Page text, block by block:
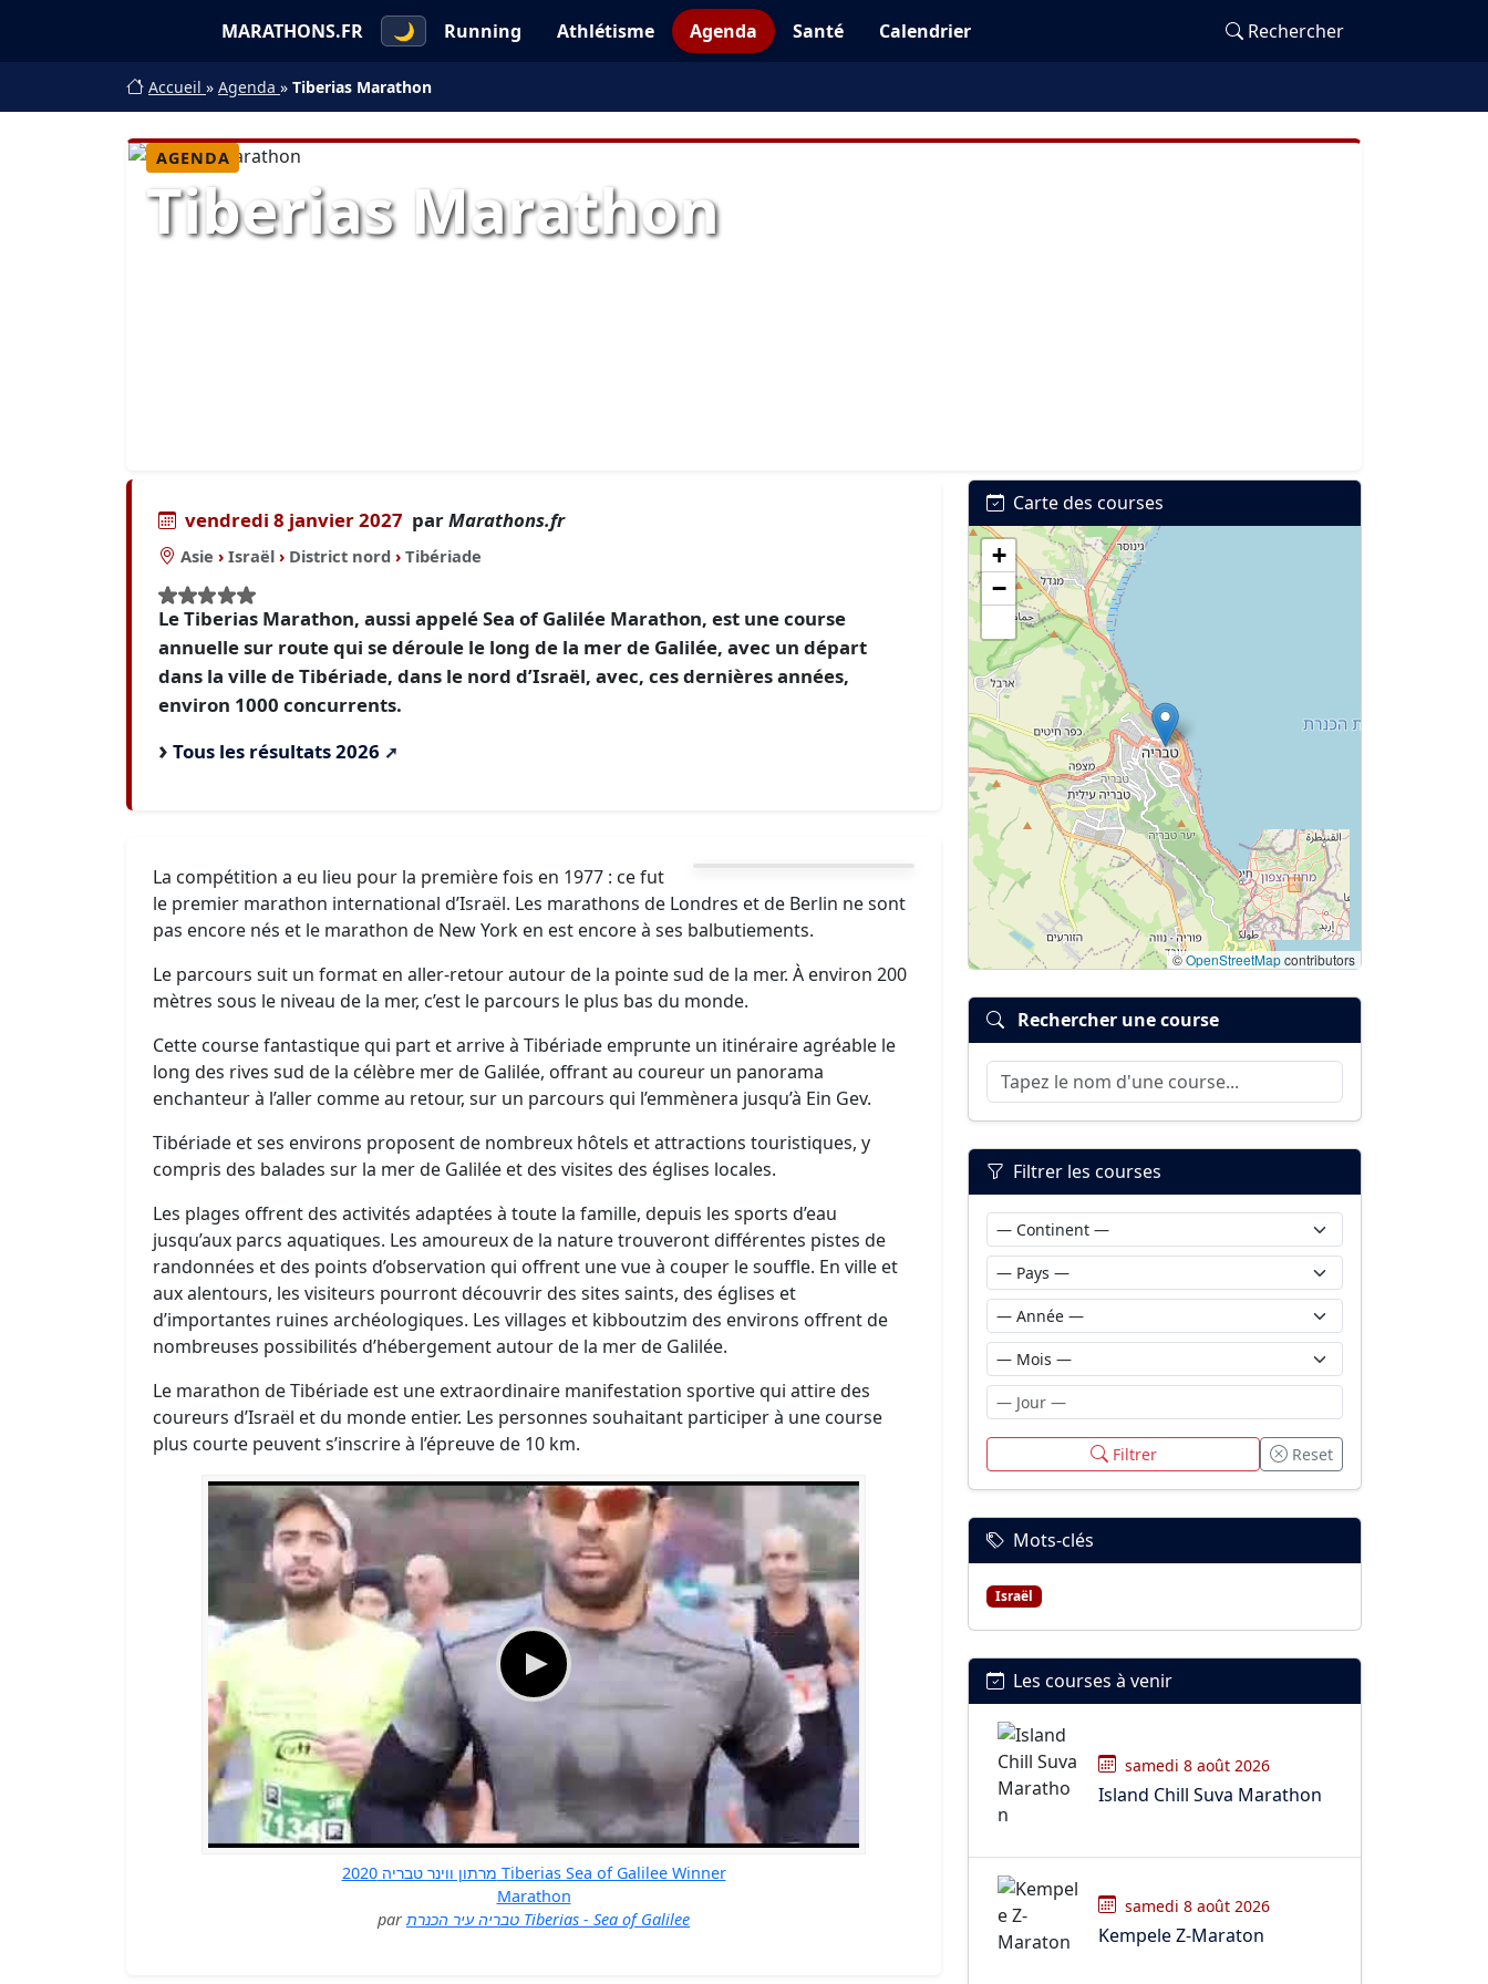
MARATHONS.FR 🌙 Running Athlétisme Agenda Santé Calendrier Rechercher
Accueil » Agenda » Tiberias Marathon
AGENDA
Tiberias Marathon
vendredi 8 janvier 2027 parMarathons.fr
Asie › Israël › District nord › Tibériade
Le Tiberias Marathon, aussi appelé Sea of Galilée Marathon, est une course
annuelle sur route qui se déroule le long de la mer de Galilée, avec un départ
dans la ville de Tibériade, dans le nord d’Israël, avec, ces dernières années,
environ 1000 concurrents.
Tous les résultats 2026
La compétition a eu lieu pour la première fois en 1977 : ce fut
le premier marathon international d’Israël. Les marathons de Londres et de Berlin ne sont
pas encore nés et le marathon de New York en est encore à ses balbutiements.
Le parcours suit un format en aller-retour autour de la pointe sud de la mer. À environ 200
mètres sous le niveau de la mer, c’est le parcours le plus bas du monde.
Cette course fantastique qui part et arrive à Tibériade emprunte un itinéraire agréable le
long des rives sud de la célèbre mer de Galilée, offrant au coureur un panorama
enchanteur à l’aller comme au retour, sur un parcours qui l’emmènera jusqu’à Ein Gev.
Tibériade et ses environs proposent de nombreux hôtels et attractions touristiques, y
compris des balades sur la mer de Galilée et des visites des églises locales.
Les plages offrent des activités adaptées à toute la famille, depuis les sports d’eau
jusqu’aux parcs aquatiques. Les amoureux de la nature trouveront différentes pistes de
randonnées et des points d’observation qui offrent une vue à couper le souffle. En ville et
aux alentours, les visiteurs pourront découvrir des sites saints, des églises et
d’importantes ruines archéologiques. Les villages et kibboutzim des environs offrent de
nombreuses possibilités d’hébergement autour de la mer de Galilée.
Le marathon de Tibériade est une extraordinaire manifestation sportive qui attire des
coureurs d’Israël et du monde entier. Les personnes souhaitant participer à une course
plus courte peuvent s’inscrire à l’épreuve de 10 km.
מרתון ווינר טבריה 2020 Tiberias Sea of Galilee Winner
Marathon
par
טבריה עיר הכנרת Tiberias - Sea of Galilee
Carte des courses
+
−
©OpenStreetMapcontributors
Rechercher une course
Filtrer les courses
Filtrer Reset
Mots-clés
Israël
Les courses à venir
samedi 8 août 2026
Island Chill Suva Marathon
samedi 8 août 2026
Kempele Z-Maraton